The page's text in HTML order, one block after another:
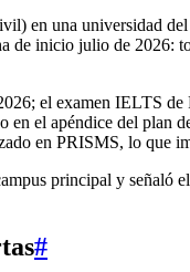
en una universidad
inicio julio de 2026:
el examen IELTS de
en el apéndice del plan
en PRISMS, lo que
principal y señaló
#